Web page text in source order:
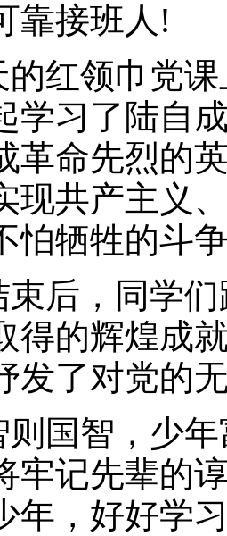
靠接班人!
的红领巾党
学习了陆自
革命先烈的
现共产主义
怕牺牲的斗
束后，同学
得的辉煌成
发了对党的
则国智，少
牢记先辈的
年，好好学